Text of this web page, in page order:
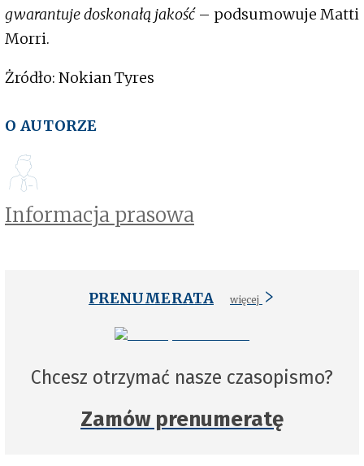
gwarantuje doskonałą jakość– podsumowuje Matti
Morri.
Żródło: Nokian Tyres
O AUTORZE
Informacja prasowa
PRENUMERATA więcej
Chcesz otrzymać nasze czasopismo?
Zamów prenumeratę